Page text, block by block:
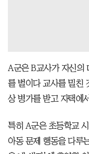
A군은 B교사가 자신의
를 벌이다 교사를 밀친
상 병가를 받고 자택에
특히 A군은 초등학교
아동 문제 행동을 다루